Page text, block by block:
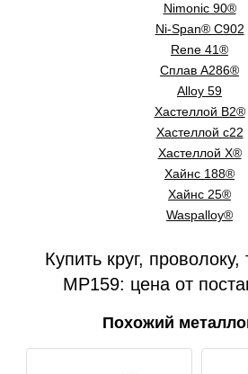
Nimonic 90®
Ni-Span® C902
Rene 41®
Сплав A286®
Alloy 59
Хастеллой B2®
Хастеллой c22
Хастеллой Х®
Хайнс 188®
Хайнс 25®
Waspalloy®
Купить круг, проволоку,
MP159: цена от
Похожий